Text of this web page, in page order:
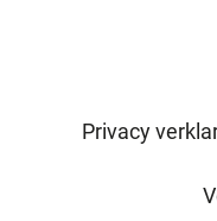
Privacy